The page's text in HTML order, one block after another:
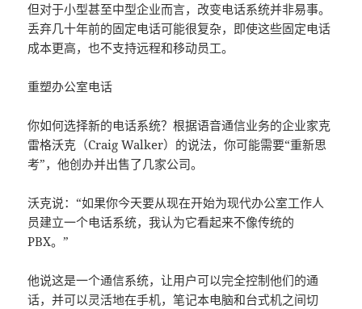
但对于小型甚至中型企业而言，改变电话系统并非易事。
丢弃几十年前的固定电话可能很复杂，即使这些固定电话
成本更高，也不支持远程和移动员工。
重塑办公室电话
你如何选择新的电话系统？根据语音通信业务的企业家克
雷格沃克（Craig Walker）的说法，你可能需要“重新思
考”，他创办并出售了几家公司。
沃克说：“如果你今天要从现在开始为现代办公室工作人
员建立一个电话系统，我认为它看起来不像传统的
PBX。”
他说这是一个通信系统，让用户可以完全控制他们的通
话，并可以灵活地在手机，笔记本电脑和台式机之间切